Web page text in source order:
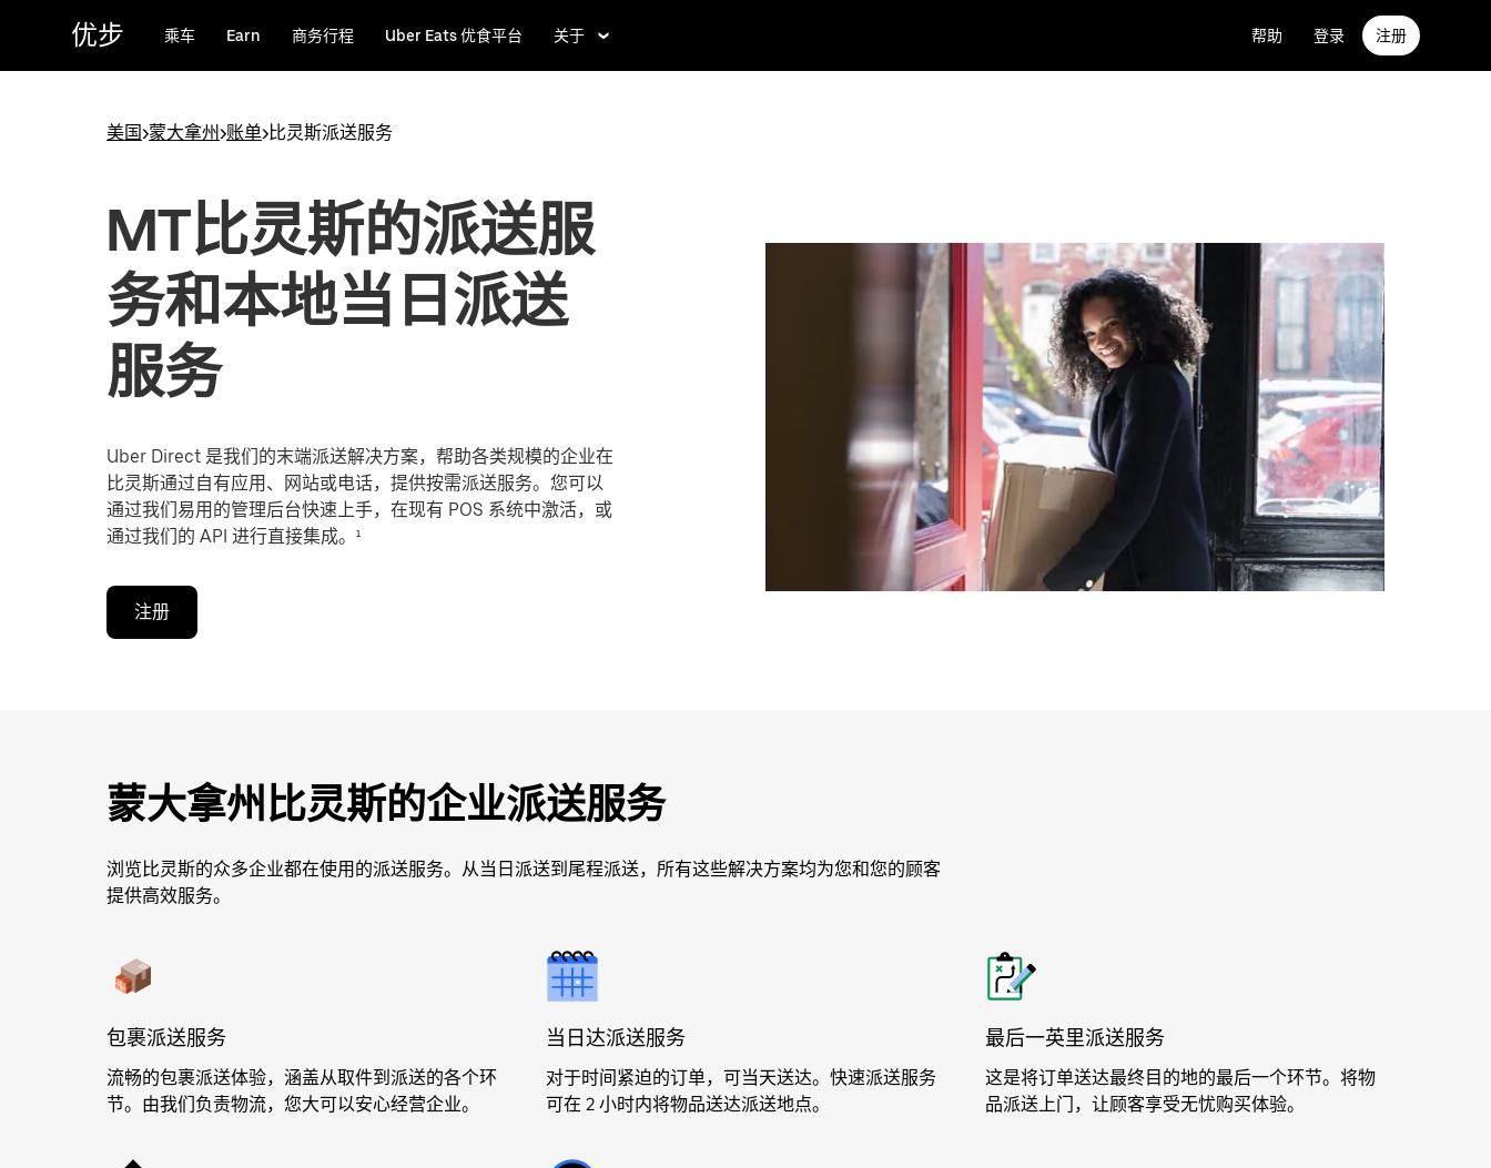
优步 乘车 Earn 商务行程 Uber Eats 优食平台 关于 帮助 登录 注册
美国>蒙大拿州>账单>比灵斯派送服务
MT比灵斯的派送服
务和本地当日派送
服务
Uber Direct 是我们的末端派送解决方案，帮助各类规模的企业在
比灵斯通过自有应用、网站或电话，提供按需派送服务。您可以
通过我们易用的管理后台快速上手，在现有 POS 系统中激活，或
通过我们的 API 进行直接集成。¹
注册
蒙大拿州比灵斯的企业派送服务
浏览比灵斯的众多企业都在使用的派送服务。从当日派送到尾程派送，所有这些解决方案均为您和您的顾客
提供高效服务。
包裹派送服务
流畅的包裹派送体验，涵盖从取件到派送的各个环
节。由我们负责物流，您大可以安心经营企业。
当日达派送服务
对于时间紧迫的订单，可当天送达。快速派送服务
可在 2 小时内将物品送达派送地点。
最后一英里派送服务
这是将订单送达最终目的地的最后一个环节。将物
品派送上门，让顾客享受无忧购买体验。